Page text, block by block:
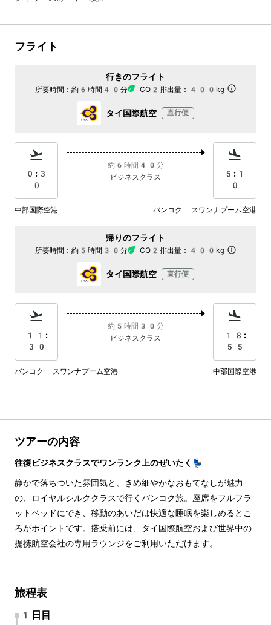
フライト
行きのフライト
所要時間： 約6時間40分 CO2排出量： 400kg
タイ国際航空 直行便
0:3
0
約6時間40分
ビジネスクラス
5:1
0
中部国際空港 バンコク スワンナプーム空港
帰りのフライト
所要時間： 約5時間30分 CO2排出量： 400kg
タイ国際航空 直行便
11:
30
約5時間30分
ビジネスクラス
18:
55
バンコク スワンナプーム空港 中部国際空港
ツアーの内容
往復ビジネスクラスでワンランク上のぜいたく💺
静かで落ちついた雰囲気と、きめ細やかなおもてなしが魅力
の、ロイヤルシルククラスで行くバンコク旅。座席をフルフラ
ットベッドにでき、移動のあいだは快適な睡眠を楽しめるとこ
ろがポイントです。搭乗前には、タイ国際航空および世界中の
提携航空会社の専用ラウンジをご利用いただけます。
旅程表
1日目